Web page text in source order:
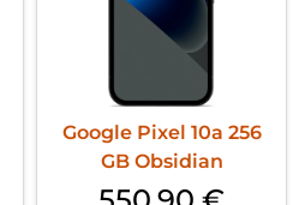
Google Pixel 10a 256
GB Obsidian